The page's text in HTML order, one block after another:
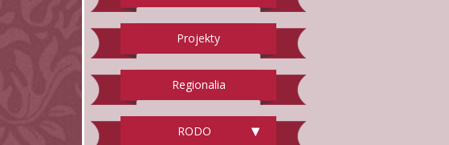
Projekty
Regionalia
RODO